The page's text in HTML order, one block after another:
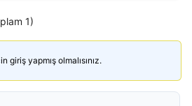
1)
giriş yapmış olmalısınız.